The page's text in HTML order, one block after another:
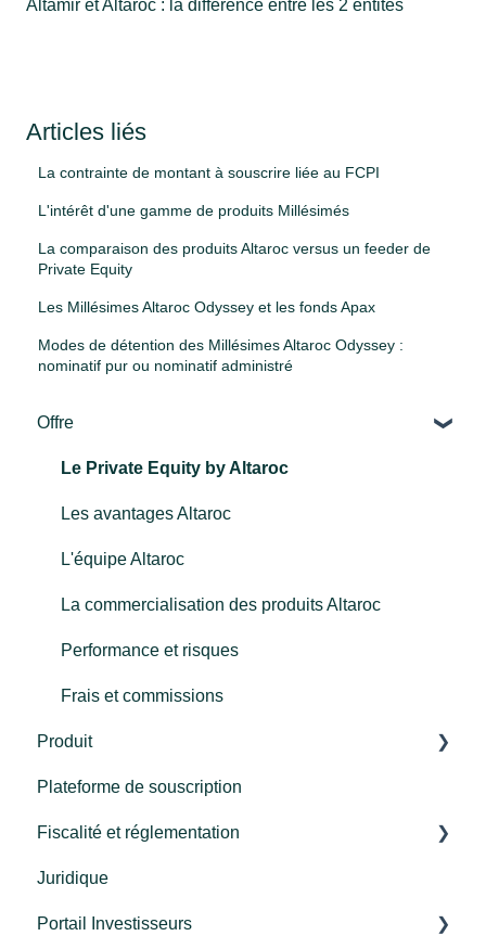
Altamir et Altaroc : la différence entre les 2 entités
Articles liés
La contrainte de montant à souscrire liée au FCPI
L'intérêt d'une gamme de produits Millésimés
La comparaison des produits Altaroc versus un feeder de
Private Equity
Les Millésimes Altaroc Odyssey et les fonds Apax
Modes de détention des Millésimes Altaroc Odyssey :
nominatif pur ou nominatif administré
Offre
Le Private Equity by Altaroc
Les avantages Altaroc
L'équipe Altaroc
La commercialisation des produits Altaroc
Performance et risques
Frais et commissions
Produit
Millésime 2024
Millésime 2023
Millésime 2022
Millésime 2021
Plateforme de souscription
Fiscalité et réglementation
Fiscalité
Réglementation
Juridique
Portail Investisseurs